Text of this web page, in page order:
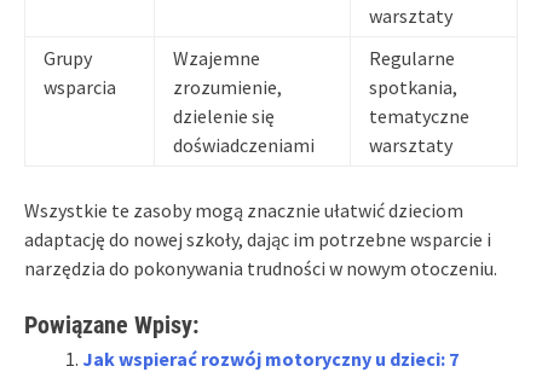
warsztaty
Grupy
wsparcia
Wzajemne
zrozumienie,
dzielenie się
doświadczeniami
Regularne
spotkania,
tematyczne
warsztaty
Wszystkie te zasoby mogą znacznie ułatwić dzieciom
adaptację do nowej szkoły, dając im potrzebne wsparcie i
narzędzia do pokonywania trudności w nowym otoczeniu.
Powiązane Wpisy:
Jak wspierać rozwój motoryczny u dzieci: 7